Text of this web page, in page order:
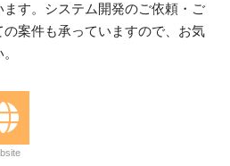
す。システム開発のご依頼・ご
案件も承っていますので、お気